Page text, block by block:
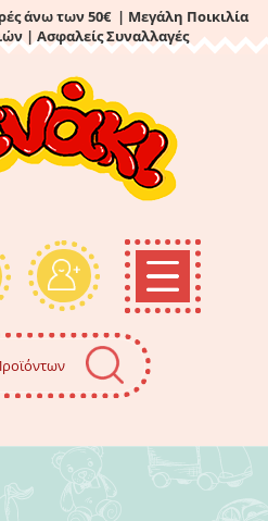
άνω των 50€ | Μεγάλη Ποικιλία
| Ασφαλείς Συναλλαγές